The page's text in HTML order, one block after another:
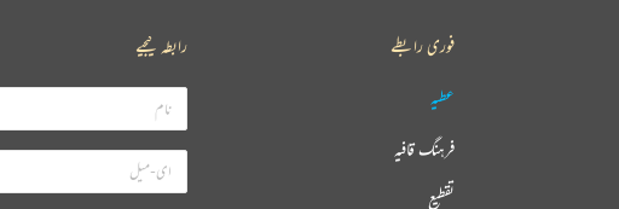
فوری رابطے
عطیہ
فرہنگ قافیہ
تقطیع
رابطہ کیجیے